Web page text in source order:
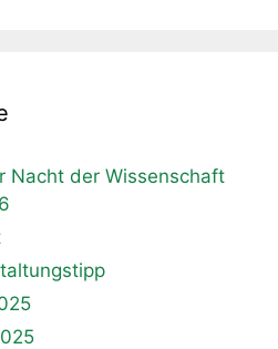
Nacht der Wissenschaft